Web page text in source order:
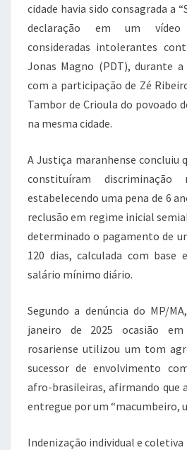
cidade havia sido consagrada a
declaração em um vídeo
consideradas intolerantes
Jonas Magno (PDT), durante a
com a participação de Zé
Tambor de Crioula do povoado
na mesma cidade.
A Justiça maranhense concluiu
constituíram
estabelecendo uma pena de 6
reclusão em regime inicial
determinado o pagamento de
120 dias, calculada com base
salário mínimo diário.
Segundo a denúncia do MP/
janeiro de 2025 ocasião
rosariense utilizou um tom
sucessor de envolvimento
afro-brasileiras, afirmando que
entregue por um “macumbeiro,
Indenização individual e coletiva